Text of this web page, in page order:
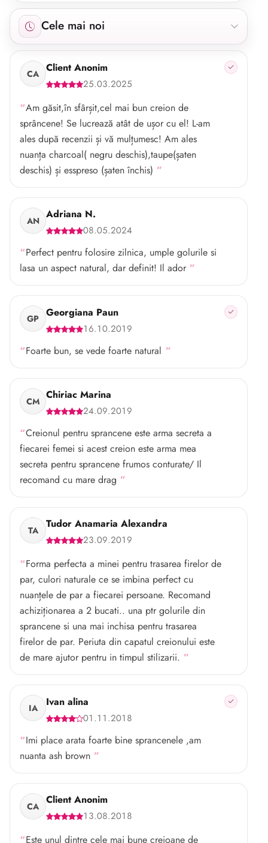
Cele mai noi
Afișăm 10 recenzii începând cu cele mai noi.
CA Client Anonim
25.03.2025
Am găsit,în sfârșit,cel mai bun creion de
sprâncene! Se lucrează atât de ușor cu el! L-am
ales după recenzii și vă mulțumesc! Am ales
nuanța charcoal( negru deschis),taupe(șaten
deschis) și esspreso (șaten închis)
AN Adriana N.
08.05.2024
Perfect pentru folosire zilnica, umple golurile si
lasa un aspect natural, dar definit! Il ador
GP Georgiana Paun
16.10.2019
Foarte bun, se vede foarte natural
CM Chiriac Marina
24.09.2019
Creionul pentru sprancene este arma secreta a
fiecarei femei si acest creion este arma mea
secreta pentru sprancene frumos conturate/ Il
recomand cu mare drag
TA Tudor Anamaria Alexandra
23.09.2019
Forma perfecta a minei pentru trasarea firelor de
par, culori naturale ce se imbina perfect cu
nuanțele de par a fiecarei persoane. Recomand
achiziționarea a 2 bucati.. una ptr golurile din
sprancene si una mai inchisa pentru trasarea
firelor de par. Periuta din capatul creionului este
de mare ajutor pentru in timpul stilizarii.
IA Ivan alina
01.11.2018
Imi place arata foarte bine sprancenele ,am
nuanta ash brown
CA Client Anonim
13.08.2018
Este unul dintre cele mai bune creioane de